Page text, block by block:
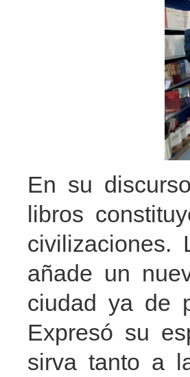
En su
libros
añade un
ciudad ya de
Expresó su
sirva tanto a